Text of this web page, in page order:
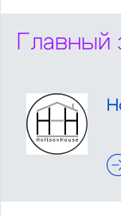
Главный